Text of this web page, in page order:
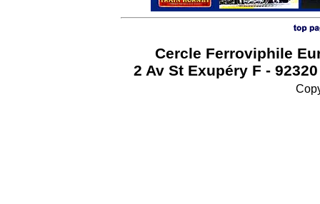
Cercle Ferroviphile
2 Av St Exupéry F -